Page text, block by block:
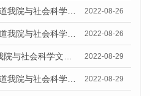
8月24日《羊城晚报》报道我院与社会科学文献出版社联合发布《广州蓝皮书：广州城市国际化发展报告（2022）》的媒体文章 2022-08-26
8月24日《时代在线》报道我院与社会科学文献出版社联合发布《广州蓝皮书：广州城市国际化发展报告（2022）》的媒体文章 2022-08-26
8月24日《南方+》报道我院与社会科学文献出版社联合发布《广州蓝皮书：广州城市国际化发展报告（2022）》的媒体文章 2022-08-29
8月25日《湾区财经》报道我院与社会科学文献出版社联合发布《广州蓝皮书：广州城市国际化发展报告（2022）》的媒体文章 2022-08-29